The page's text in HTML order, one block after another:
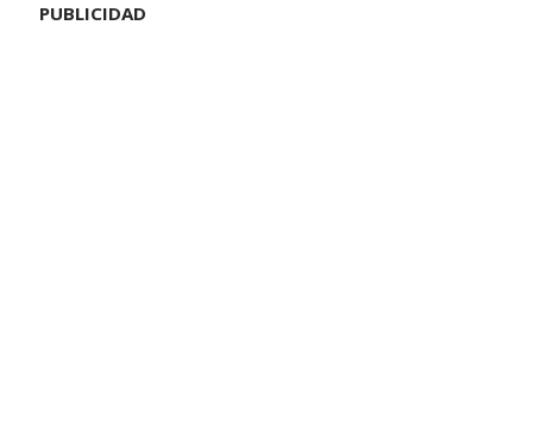
PUBLICIDAD